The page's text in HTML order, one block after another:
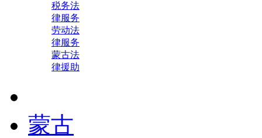
税务法
律服务
劳动法
律服务
蒙古法
律援助
蒙古